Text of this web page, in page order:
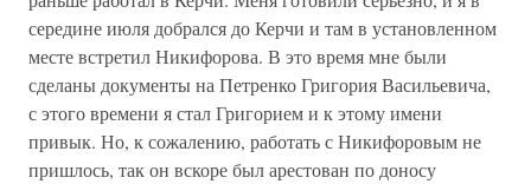
середине июля добрался до Керчи и там в установленном
месте встретил Никифорова. В это время мне были
сделаны документы на Петренко Григория Васильевича,
с этого времени я стал Григорием и к этому имени
привык. Но, к сожалению, работать с Никифоровым не
пришлось, так он вскоре был арестован по доносу